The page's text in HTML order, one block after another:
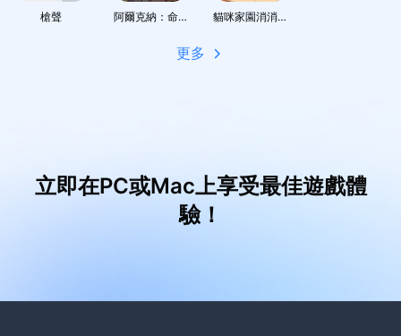
槍聲 阿爾克納：命運之輪 - 腦力對決策略型隨機防禦RPG 貓咪家園消消樂
更多
立即在PC或Mac上享受最佳遊戲體
驗！